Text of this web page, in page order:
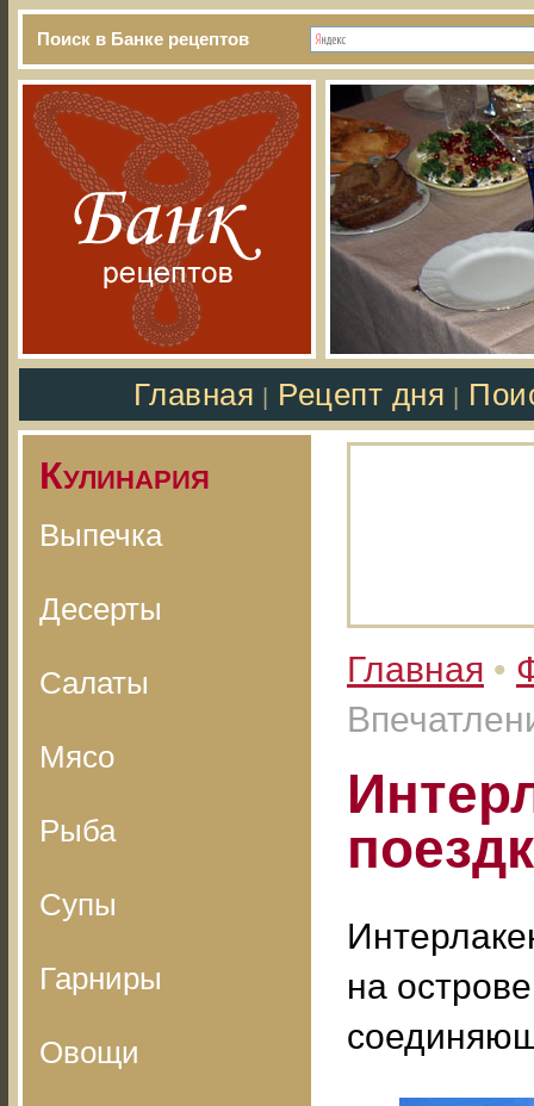
Поиск в Банке рецептов
Главная Рецепт дня
Кулинария
Выпечка
Десерты
Салаты
Мясо
Рыба
Супы
Гарниры
Овощи
Главная •
на